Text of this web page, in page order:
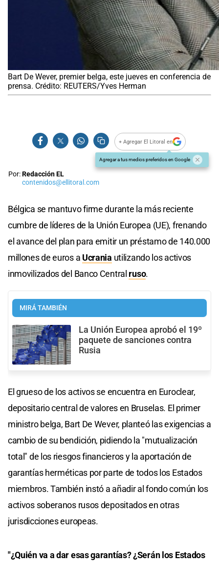
Bart De Wever, premier belga, este jueves en conferencia de
prensa. Crédito: REUTERS/Yves Herman
+ Agregar El Litoral en
Agregar a tus medios preferidos en Google
Por:Redacción EL
contenidos@ellitoral.com
Bélgica se mantuvo firme durante la más reciente
cumbre de líderes de la Unión Europea (UE), frenando
el avance del plan para emitir un préstamo de 140.000
millones de euros a Ucrania utilizando los activos
inmovilizados del Banco Central ruso.
MIRÁ TAMBIÉN
La Unión Europea aprobó el 19º
paquete de sanciones contra
Rusia
El grueso de los activos se encuentra en Euroclear,
depositario central de valores en Bruselas. El primer
ministro belga, Bart De Wever, planteó las exigencias a
cambio de su bendición, pidiendo la "mutualización
total" de los riesgos financieros y la aportación de
garantías herméticas por parte de todos los Estados
miembros. También instó a añadir al fondo común los
activos soberanos rusos depositados en otras
jurisdicciones europeas.
"¿Quién va a dar esas garantías? ¿Serán los Estados